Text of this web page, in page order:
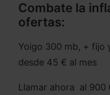
Combate la
ofertas:
Yoigo 300 mb, + fijo
desde 45 € al mes
Llamar ahora al 900